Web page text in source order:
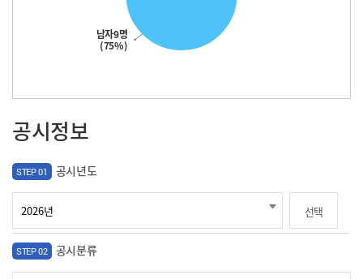
남자9명
(75%)
공시정보
STEP 01 공시년도
선택
STEP 02 공시분류